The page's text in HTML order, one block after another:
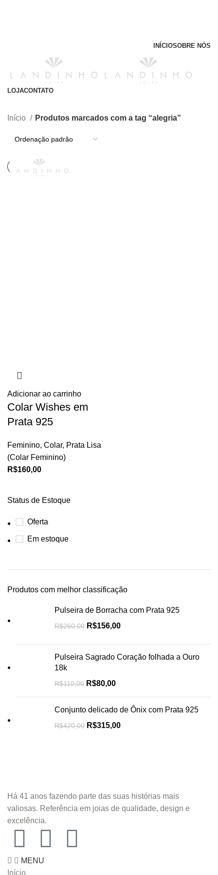
INÍCIOSOBRE NÓS
LOJACONTATO
Status de Estoque
Oferta
Em estoque
Produtos com melhor classificação
Pulseira de Borracha com Prata 925
R$260,00 R$156,00
Pulseira Sagrado Coração folhada a Ouro
18k
R$110,00 R$80,00
Conjunto delicado de Ônix com Prata 925
R$420,00 R$315,00
Início Produtos marcados com a tag “alegria”
Adicionar ao carrinho
Colar Wishes em
Prata 925
Feminino, Colar, Prata Lisa
(Colar Feminino)
R$160,00
Há 41 anos fazendo parte das suas histórias mais
valiosas. Referência em joias de qualidade, design e
excelência.
MENU
Início